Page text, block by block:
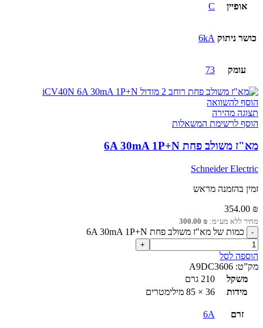
אופיין C
כושר ניתוק 6kA
עומק 73
הוסף להשוואה
תצוגה מהירה
הוסף לרשימת המשאלות
מא"ז משולב פחת 6A 30mA 1P+N
Schneider Electric
זמין בהזמנה מראש
354.00 ₪
מחיר ללא מע״מ: 300.00 ₪
כמות של מא"ז משולב פחת 6A 30mA 1P+N
הוספה לסל
מק”ט: A9DC3606
משקל
210 גרם
מידות
36 × 85 מילימטרים
זרם 6A